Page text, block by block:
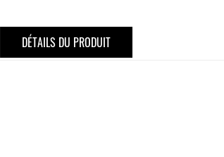
DÉTAILS DU PRODUIT